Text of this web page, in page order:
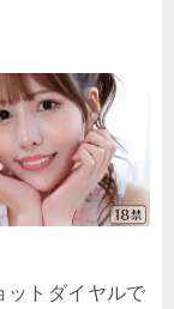
ットダイヤルで